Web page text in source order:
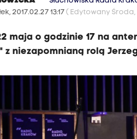
2017.02.27 13:17( Edytowany Środa,
maja o godzinie 17 na
z niezapomnianą rolą